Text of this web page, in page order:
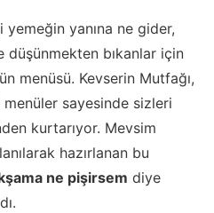
yanına ne gider,
düşünmekten bıkanlar için
menüsü. Kevserin Mutfağı,
sayesinde sizleri
kurtarıyor. Mevsim
hazırlanan bu
ne pişirsem diye